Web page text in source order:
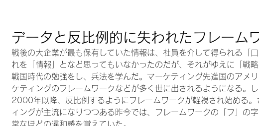
データと反比例的に失われたフレーム
戦後の大企業が最も保有していた情報は、社員を介して得られる「
れを「情報」となど思ってもいなかったのだが、それがゆえに「戦
戦国時代の勉強をし、兵法を学んだ。マーケティング先進国のアメ
ケティングのフレームワークなどが多く世に出されるようになる。
2000年以降、反比例するようにフレームワークが軽視され始める
ィングが主流になりつつある昨今では、フレームワークの「フ」の
常なほどの違和感を覚えていた。